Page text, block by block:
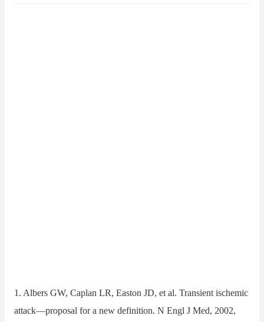
1. Albers GW, Caplan LR, Easton JD, et al. Transient ischemic
attack—proposal for a new definition. N Engl J Med, 2002,